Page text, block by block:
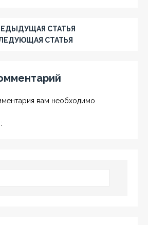
СТАТЬЯ
СТАТЬЯ
вам необходимо